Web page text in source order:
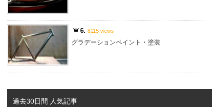
6.8115 views
グラデーションペイント・塗装
過去30日間 人気記事